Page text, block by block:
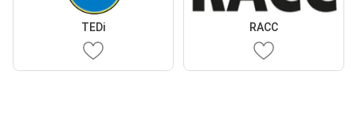
TEDi RACC